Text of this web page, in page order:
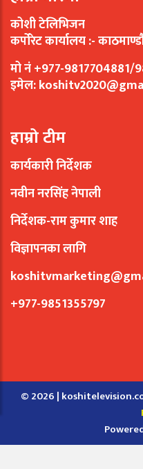
कोशी टेलिभिजन
कर्पोरेट कार्यालय :-
मो नं +977-9817704881/
इमेल:
हाम्रो टीम
कार्यकारी निर्देशक
नवीन नरसिंह नेपाली
निर्देशक-राम कुमार शाह
विज्ञापनका लागि
+977-9851355797
© 2026 |